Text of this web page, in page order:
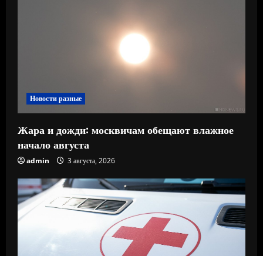
Новости разные
Жара и дожди: москвичам обещают влажное
начало августа
admin 3 августа, 2026